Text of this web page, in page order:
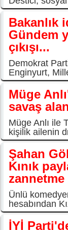
Bakanlık
Gündem
çıkışı...
Demokrat
Enginyurt,
Müge
savaş
Müge Anlı ile
kişilik ailenin
Şahan
Kınık
zannetme
Ünlü
hesabından
İYİ